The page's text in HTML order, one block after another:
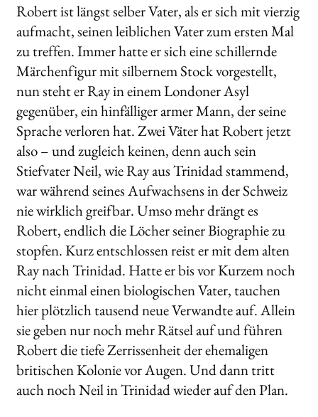
Robert ist längst selber Vater, als er sich mit vierzig
aufmacht, seinen leiblichen Vater zum ersten Mal
zu treffen. Immer hatte er sich eine schillernde
Märchenfigur mit silbernem Stock vorgestellt,
nun steht er Ray in einem Londoner Asyl
gegenüber, ein hinfälliger armer Mann, der seine
Sprache verloren hat. Zwei Väter hat Robert jetzt
also – und zugleich keinen, denn auch sein
Stiefvater Neil, wie Ray aus Trinidad stammend,
war während seines Aufwachsens in der Schweiz
nie wirklich greifbar. Umso mehr drängt es
Robert, endlich die Löcher seiner Biographie zu
stopfen. Kurz entschlossen reist er mit dem alten
Ray nach Trinidad. Hatte er bis vor Kurzem noch
nicht einmal einen biologischen Vater, tauchen
hier plötzlich tausend neue Verwandte auf. Allein
sie geben nur noch mehr Rätsel auf und führen
Robert die tiefe Zerrissenheit der ehemaligen
britischen Kolonie vor Augen. Und dann tritt
auch noch Neil in Trinidad wieder auf den Plan.